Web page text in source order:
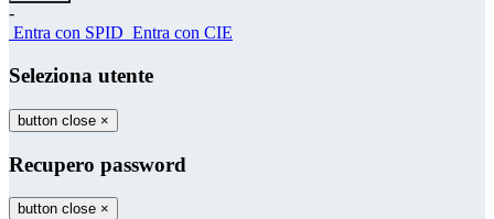
-
Entra con SPID Entra con CIE
Seleziona utente
button close ×
Recupero password
button close ×